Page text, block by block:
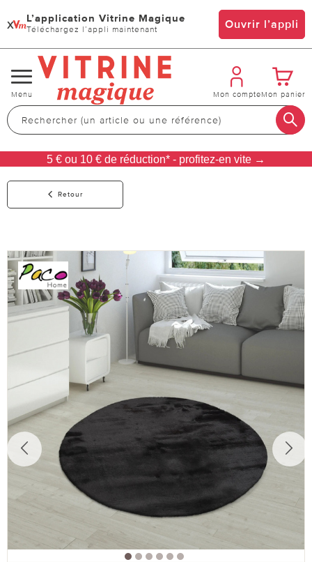
x L’application Vitrine Magique
Téléchargez l’appli maintenant Ouvrir l’appli
Changer
de
navigation
Menu Mon compteMon panier
5 € ou 10 € de réduction* - profitez-en vite →
Retour